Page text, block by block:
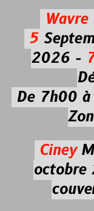
Wavre
5
2026 -
De 7h00
Ciney
octobre